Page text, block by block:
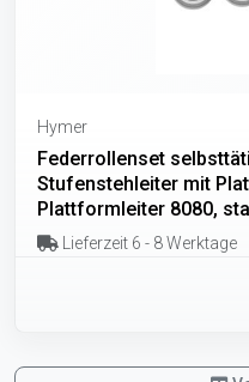
Hymer
Federrollenset
Stufenstehleiter mit
Plattformleiter 8080,
Lieferzeit 6 - 8 Werktage